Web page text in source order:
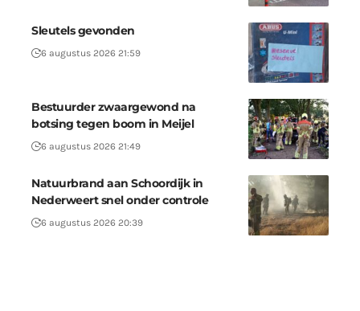
Sleutels gevonden
6 augustus 2026 21:59
Bestuurder zwaargewond na
botsing tegen boom in Meijel
6 augustus 2026 21:49
Natuurbrand aan Schoordijk in
Nederweert snel onder controle
6 augustus 2026 20:39